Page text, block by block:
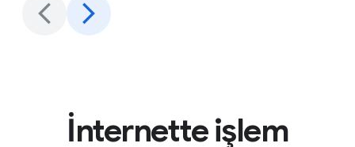
İnternette işlem